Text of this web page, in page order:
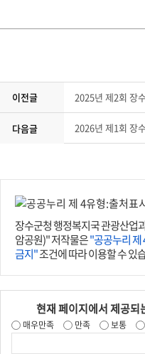
이전글
다음글
장수군청 행정복지국 관광산업
암공원)" 저작물은"공공누리 제
금지"조건에 따라 이용할 수 있
현재 페이지에서 제공되
매우만족 만족 보통